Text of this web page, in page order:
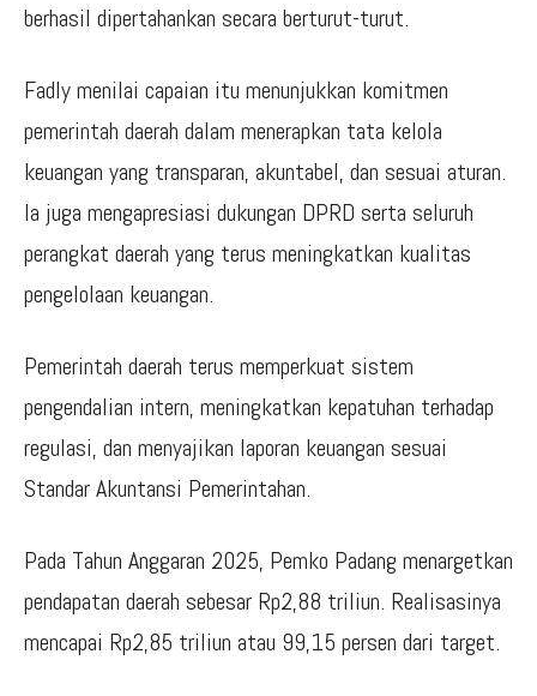
berhasil dipertahankan secara berturut-turut.
Fadly menilai capaian itu menunjukkan komitmen
pemerintah daerah dalam menerapkan tata kelola
keuangan yang transparan, akuntabel, dan sesuai aturan.
Ia juga mengapresiasi dukungan DPRD serta seluruh
perangkat daerah yang terus meningkatkan kualitas
pengelolaan keuangan.
Pemerintah daerah terus memperkuat sistem
pengendalian intern, meningkatkan kepatuhan terhadap
regulasi, dan menyajikan laporan keuangan sesuai
Standar Akuntansi Pemerintahan.
Pada Tahun Anggaran 2025, Pemko Padang menargetkan
pendapatan daerah sebesar Rp2,88 triliun. Realisasinya
mencapai Rp2,85 triliun atau 99,15 persen dari target.